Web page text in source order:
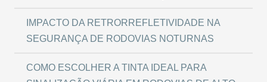
IMPACTO DA RETRORREFLETIVIDADE NA
SEGURANÇA DE RODOVIAS NOTURNAS
COMO ESCOLHER A TINTA IDEAL PARA